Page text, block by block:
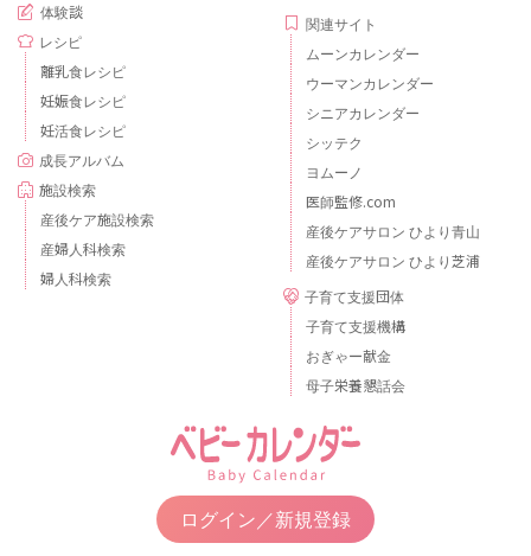
体験談
レシピ
離乳食レシピ
妊娠食レシピ
妊活食レシピ
成長アルバム
施設検索
産後ケア施設検索
産婦人科検索
婦人科検索
関連サイト
ムーンカレンダー
ウーマンカレンダー
シニアカレンダー
シッテク
ヨムーノ
医師監修.com
産後ケアサロン ひより青山
産後ケアサロン ひより芝浦
子育て支援団体
子育て支援機構
おぎゃー献金
母子栄養懇話会
ログイン／新規登録